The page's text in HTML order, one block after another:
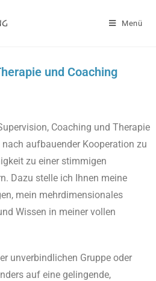
Menü
und Coaching
Coaching und Therapie
aufbauender Kooperation zu
zu einer stimmigen
Dazu stelle ich Ihnen meine
mein mehrdimensionales
Wissen in meiner vollen
unverbindlichen Gruppe oder
auf eine gelingende,